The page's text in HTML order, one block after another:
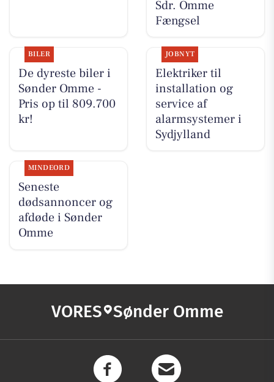
Sdr. Omme
Fængsel
BILER
De dyreste biler i
Sønder Omme -
Pris op til 809.700
kr!
JOBNYT
Elektriker til
installation og
service af
alarmsystemer i
Sydjylland
MINDEORD
Seneste
dødsannoncer og
afdøde i Sønder
Omme
VORES Sønder Omme